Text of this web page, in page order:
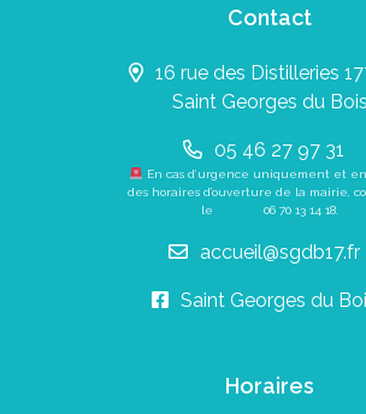
Contact
16 rue des Distilleries
Saint Georges du Bois
05 46 27 97 31
En cas d’urgence uniquement et
des horaires d’ouverture de la mairie,
le 06 70 13 14 18.
accueil@sgdb17.fr
Saint Georges du
Horaires